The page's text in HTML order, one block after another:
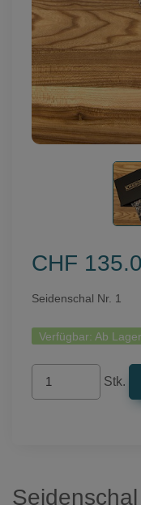
CHF
Seidenschal Nr. 1
Verfügbar: Ab Lager
Stk.